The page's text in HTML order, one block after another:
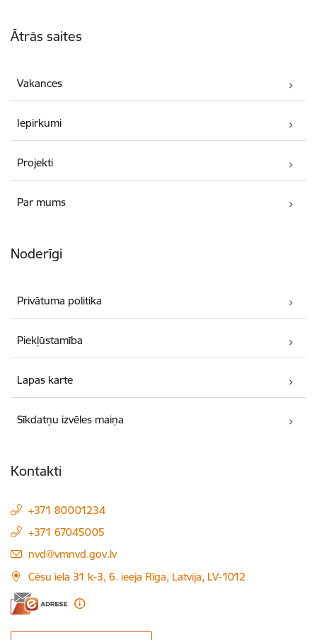
Ātrās saites
Vakances
Iepirkumi
Projekti
Par mums
Noderīgi
Privātuma politika
Piekļūstamība
Lapas karte
Sīkdatņu izvēles maiņa
Kontakti
+371 80001234
+371 67045005
E-pasts:
nvd@vmnvd.gov.lv
Cēsu iela 31 k-3, 6. ieeja Rīga, Latvija, LV-1012